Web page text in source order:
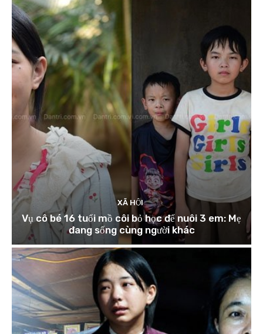
XÃ HỘI
Vụ cô bé 16 tuổi mồ côi bỏ học để nuôi 3 em: Mẹ
đang sống cùng người khác